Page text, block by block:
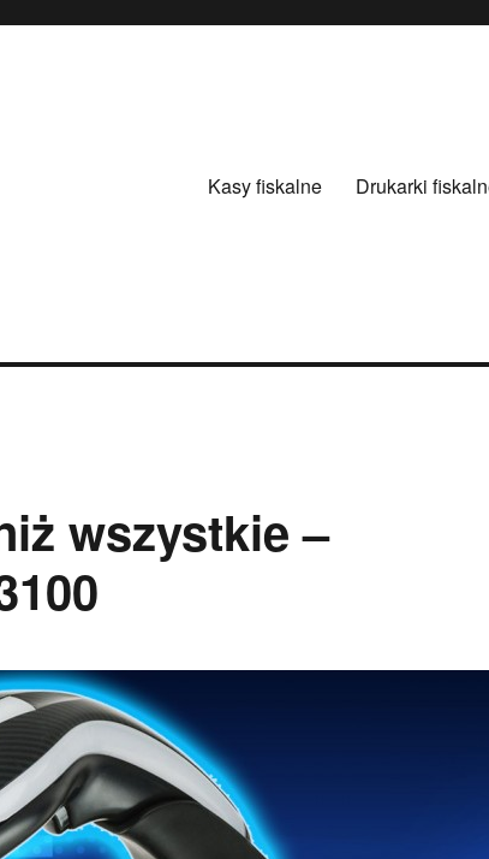
Kasy fiskalne Drukarki
wszystkie –